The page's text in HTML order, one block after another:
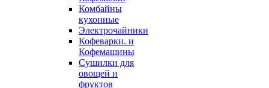
Комбайны
кухонные
Электрочайники
Кофеварки. и
Кофемашины
Сушилки для
овощей и
фруктов